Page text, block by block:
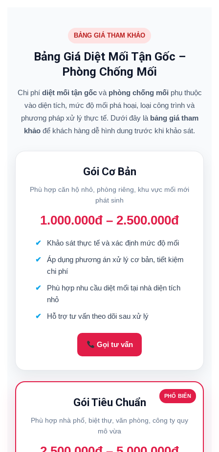
BẢNG GIÁ THAM KHẢO
Bảng Giá Diệt Mối Tận Gốc –
Phòng Chống Mối
Chi phí diệt mối tận gốcvà phòng chống mối phụ thuộc
vào diện tích, mức độ mối phá hoại, loại công trình và
phương pháp xử lý thực tế. Dưới đây là bảng giá tham
khảo để khách hàng dễ hình dung trước khi khảo sát.
Gói Cơ Bản
Phù hợp căn hộ nhỏ, phòng riêng, khu vực mối mới
phát sinh
1.000.000đ – 2.500.000đ
Khảo sát thực tế và xác định mức độ mối
Áp dụng phương án xử lý cơ bản, tiết kiệm
chi phí
Phù hợp nhu cầu diệt mối tại nhà diện tích
nhỏ
Hỗ trợ tư vấn theo dõi sau xử lý
Gọi tư vấn
PHỔ BIẾN
Gói Tiêu Chuẩn
Phù hợp nhà phố, biệt thự, văn phòng, công ty quy
mô vừa